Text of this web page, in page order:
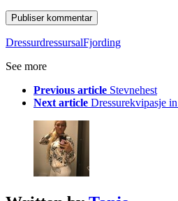
DressurdressursalFjording
See more
Previous article Stevnehest
Next article Dressurekvipasje